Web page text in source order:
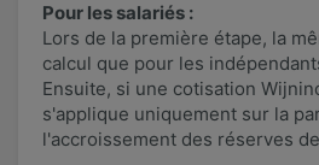
Pour les salariés :
Lors de la première étape, la
calcul que pour les
Ensuite, si une cotisation
s'applique uniquement sur la
l'accroissement des réserves